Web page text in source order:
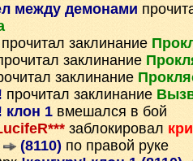
между демонами
прочитал заклинание
заклинание
заклинание
прочитал заклинание
клон 1 вмешался в бой
заблокировал
(8110) по правой руке